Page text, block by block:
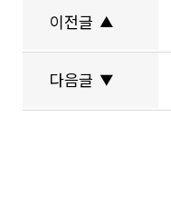
이전글 ▲
다음글 ▼